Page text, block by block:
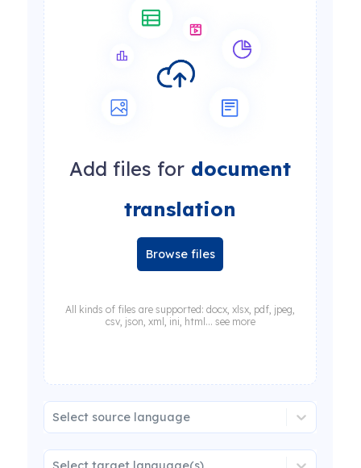
Add files for document
translation
Browse files
All kinds of files are supported: docx, xlsx, pdf, jpeg,
csv, json, xml, ini, html... see more
Select source language